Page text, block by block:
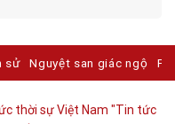
sử Nguyệt san giác ngộ
thời sự Việt Nam "Tin tức